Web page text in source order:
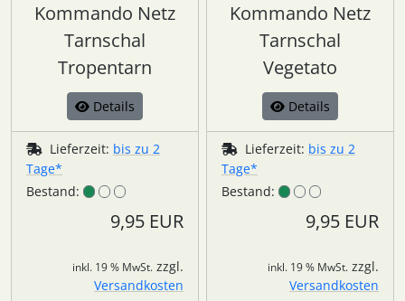
Kommando Netz
Tarnschal
Tropentarn
Details
Lieferzeit: bis zu 2
Tage*
Bestand:
9,95 EUR
inkl. 19 % MwSt. zzgl.
Versandkosten
Kommando Netz
Tarnschal
Vegetato
Details
Lieferzeit: bis zu 2
Tage*
Bestand:
9,95 EUR
inkl. 19 % MwSt. zzgl.
Versandkosten